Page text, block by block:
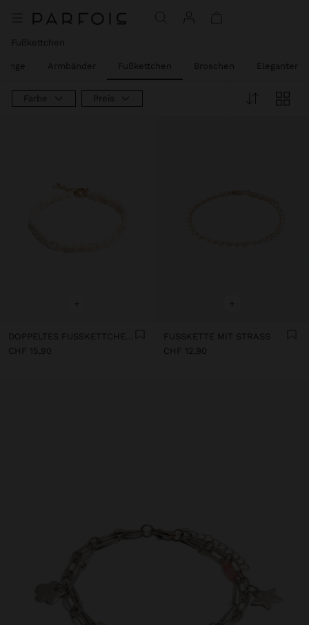
Fußkettchen
Ringe Armbänder Fußkettchen Broschen Eleganter
Farbe Preis
+
DOPPELTES FUSSKETTCHEN MIT MUSCHELN
CHF 15,90
+
FUSSKETTE MIT STRASS
CHF 12,90